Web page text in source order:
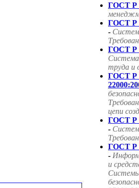
ГОСТ Р
ГОСТ Р
-
ГОСТ Р
труда и
ГОСТ
цепи
ГОСТ Р
-
ГОСТ Р
-
и